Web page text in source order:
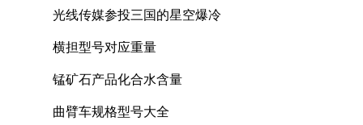
光线传媒参投三国的星空爆冷
横担型号对应重量
锰矿石产品化合水含量
曲臂车规格型号大全